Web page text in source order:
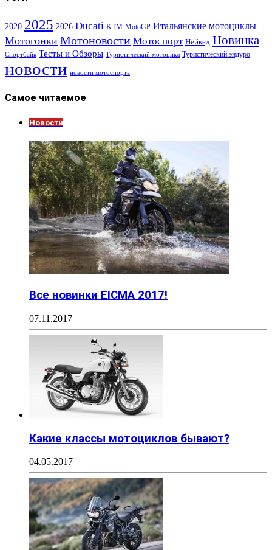
2020 2025 2026 Ducati KTM MotoGP Итальянские мотоциклы
Мотогонки Мотоновости Мотоспорт Нейкед Новинка
Спортбайк Тесты и Обзоры Туристический мотоцикл Туристический эндуро
новости новости мотоспорта
Самое читаемое
Новости
Все новинки EICMA 2017!
07.11.2017
Какие классы мотоциклов бывают?
04.05.2017